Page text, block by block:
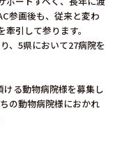
参画後も、従来と変わ
引して参ります。
、5県において27病院を
る動物病院様を募集し
の動物病院様におかれ